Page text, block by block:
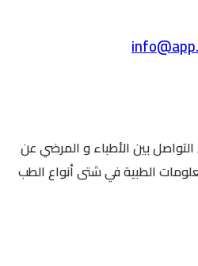
بين الأطباء و المرضي عن
الطبية في شتى أنواع الطب